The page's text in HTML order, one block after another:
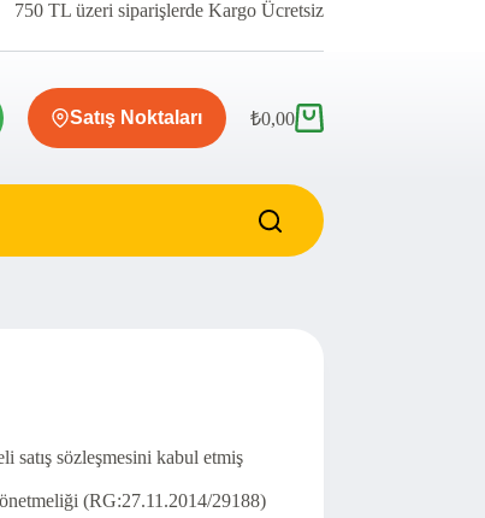
750 TL üzeri siparişlerde Kargo Ücretsiz
Satış Noktaları
Shopping
₺0,00
sözleşmesini kabul etmiş
(RG:27.11.2014/29188)